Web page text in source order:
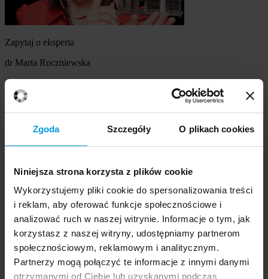
Zgoda Szczegóły O plikach cookies
Niniejsza strona korzysta z plików cookie
Wykorzystujemy pliki cookie do spersonalizowania treści
i reklam, aby oferować funkcje społecznościowe i
analizować ruch w naszej witrynie. Informacje o tym, jak
korzystasz z naszej witryny, udostępniamy partnerom
społecznościowym, reklamowym i analitycznym.
Partnerzy mogą połączyć te informacje z innymi danymi
otrzymanymi od Ciebie lub uzyskanymi podczas
Zapytaj o eksperta
dr Marta Roczniewska
Szukasz eksperta
Wybierz temat
Ekspert
udzielenie wywiadu
komentarz do artykułu
udział w audycji radiowej na żywo
udział w nagraniu audycji radiowej
udział w audycji telewizyjnej na żywo
udział w nagraniu audycji telewizyjnej
Inne
Opisz temat zapytania
Prosimy opisać problem, zjawisko czy
wydarzenie, które będą przedmiotem komentarza eksperta: